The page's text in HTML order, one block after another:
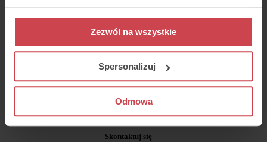
Zezwól na wszystkie
Spersonalizuj
Odmowa
Czołowy system contact center i obsługi
klienta na polskim rynku.
Skontaktuj się